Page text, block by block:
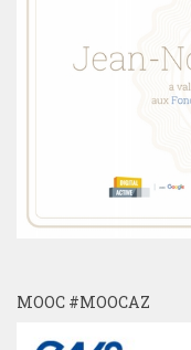
MOOC #MOOCAZ